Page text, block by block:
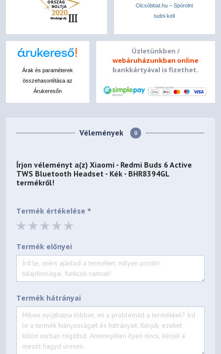
Olcsóbbat.hu – Spórolni
tudni kell
Árak és paraméterek
összehasonlítása az
Árukeresőn
Üzletünkben /
webáruházunkban online
bankkártyával is fizethet.
Vélemények 0
Írjon véleményt a(z)Xiaomi - Redmi Buds 6 Active
TWS Bluetooth Headset - Kék - BHR8394GL
termékről!
Termék értékelése *
Termék előnyei
Termék hátrányai